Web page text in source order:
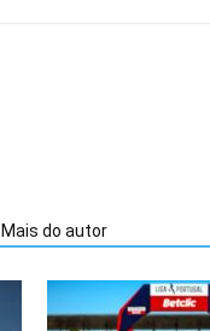
Mais do autor